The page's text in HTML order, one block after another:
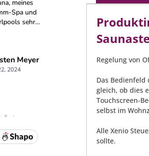
Regelung von
Das
gleich, ob dies
Touchscreen-
selbst im
Alle Xenio
sollte.